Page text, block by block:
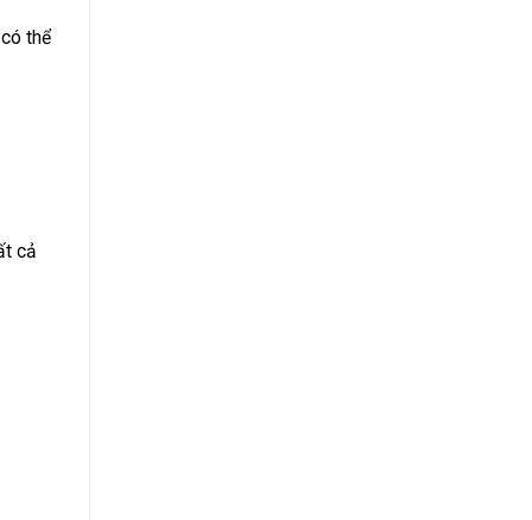
thể
cả